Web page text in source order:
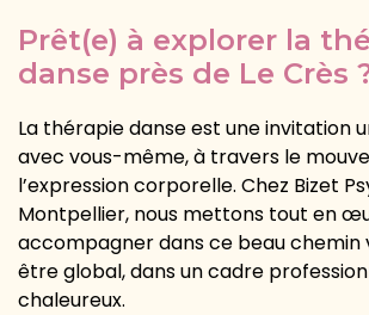
Prêt(e) à explorer la
danse près de Le Crès
La thérapie danse est une invitation
avec vous-même, à travers le
l’expression corporelle. Chez Bizet
Montpellier, nous mettons tout en
accompagner dans ce beau chemin
être global, dans un cadre
chaleureux.